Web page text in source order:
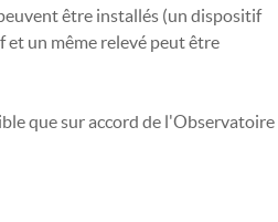
être installés (un dispositif
et un même relevé peut être
que sur accord de l'Observatoire